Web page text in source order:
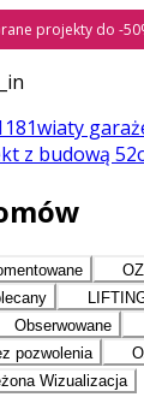
projekty do -
wiaty
z budową 52
Obserwowane
pozwolenia
Wizualizacja